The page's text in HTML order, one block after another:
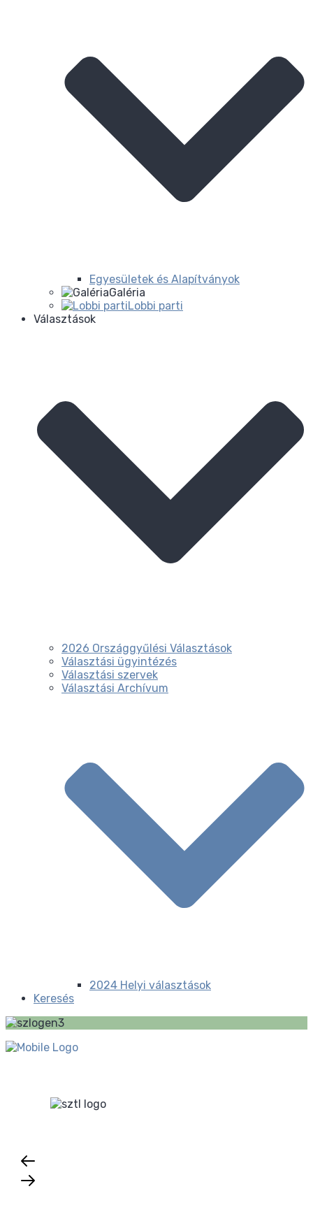
Egyesületek és Alapítványok
Galéria
Lobbi parti
Választások
2026 Országgyűlési Választások
Választási ügyintézés
Választási szervek
Választási Archívum
2024 Helyi választások
Keresés